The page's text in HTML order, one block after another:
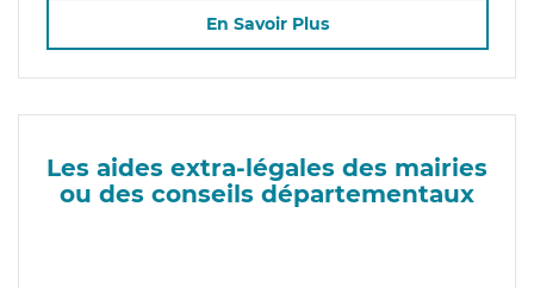
En Savoir Plus
Les aides extra-légales des mairies
ou des conseils départementaux